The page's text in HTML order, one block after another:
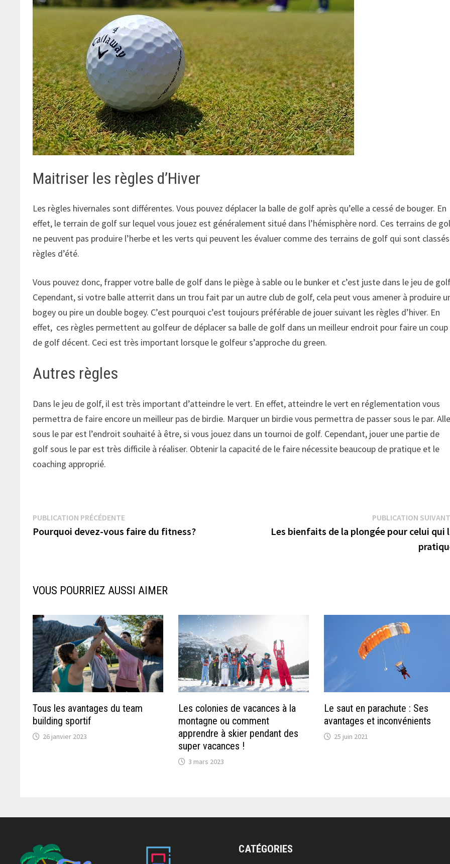
Maitriser les règles d’Hiver
Les règles hivernales sont différentes. Vous pouvez déplacer la balle de golf après qu’elle a cessé de bouger. En
effet, le terrain de golf sur lequel vous jouez est généralement situé dans l’hémisphère nord. Ces terrains de
ne peuvent pas produire l’herbe et les verts qui peuvent les évaluer comme des terrains de golf qui sont classés
règles d’été.
Vous pouvez donc, frapper votre balle de golf dans le piège à sable ou le bunker et c’est juste dans le jeu de
Cependant, si votre balle atterrit dans un trou fait par un autre club de golf, cela peut vous amener à produire
bogey ou pire un double bogey. C’est pourquoi c’est toujours préférable de jouer suivant les règles d’hiver. En
effet, ces règles permettent au golfeur de déplacer sa balle de golf dans un meilleur endroit pour faire un coup
de golf décent. Ceci est très important lorsque le golfeur s’approche du green.
Autres règles
Dans le jeu de golf, il est très important d’atteindre le vert. En effet, atteindre le vert en réglementation vous
permettra de faire encore un meilleur pas de birdie. Marquer un birdie vous permettra de passer sous le par.
sous le par est l’endroit souhaité à être, si vous jouez dans un tournoi de golf. Cependant, jouer une partie de
golf sous le par est très difficile à réaliser. Obtenir la capacité de le faire nécessite beaucoup de pratique et le
coaching approprié.
Navigation
de
PUBLICATION PRÉCÉDENTEPublication
précédente :
Pourquoi devez-vous faire du fitness?
PUBLICATION
Les bienfaits de la plongée pour celui qui
VOUS POURRIEZ AUSSI AIMER
Tous les avantages du team
building sportif
26 janvier 2023
Les colonies de vacances à la
montagne ou comment
apprendre à skier pendant des
super vacances !
3 mars 2023
Le saut en parachute : Ses
avantages et inconvénients
25 juin 2021
CATÉGORIES